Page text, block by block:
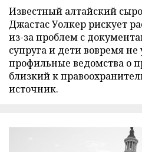
Известный алтайский
Джастас Уолкер рискует
из-за проблем с
супруга и дети вовремя
профильные ведомства о
близкий к
источник.